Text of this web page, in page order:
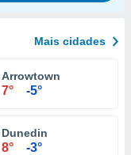
Mais cidades
Arrowtown
7° -5°
Dunedin
8° -3°